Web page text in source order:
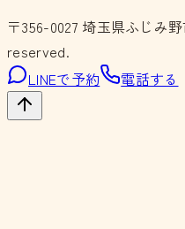
〒356-0027 埼玉県ふじみ
reserved.
LINEで予約
電話する